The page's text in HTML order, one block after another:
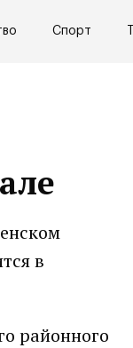
Спорт
в
районного